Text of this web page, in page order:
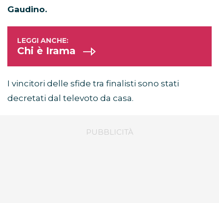
Gaudino.
Chi è Irama
I vincitori delle sfide tra finalisti sono stati
decretati dal televoto da casa.